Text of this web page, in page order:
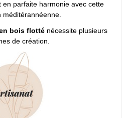
en parfaite harmonie avec cette
méditérannéenne.
bois flotté nécessite plusieurs
de création.